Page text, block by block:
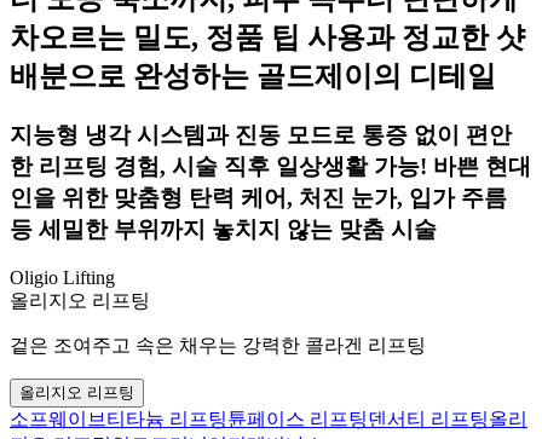
차오르는 밀도, 정품 팁 사용과 정교한 샷
배분으로 완성하는 골드제이의 디테일
지능형 냉각 시스템과 진동 모드로 통증 없이 편안
한 리프팅 경험, 시술 직후 일상생활 가능! 바쁜 현대
인을 위한 맞춤형 탄력 케어, 처진 눈가, 입가 주름
등 세밀한 부위까지 놓치지 않는 맞춤 시술
Oligio Lifting
올리지오 리프팅
겉은 조여주고 속은 채우는 강력한 콜라겐 리프팅
올리지오 리프팅
소프웨이브 티타늄 리프팅튠페이스 리프팅덴서티 리프팅올리